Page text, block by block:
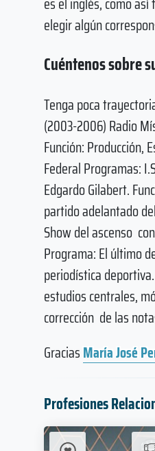
elegir algún
Cuéntenos sobre
Tenga poca
(2003-2006) Radio
Función: Producción,
Federal Programas:
Edgardo Gilabert.
partido adelantado
Show del ascenso
Programa: El último
periodística
estudios centrales,
corrección de las
GraciasMaría José
Profesiones